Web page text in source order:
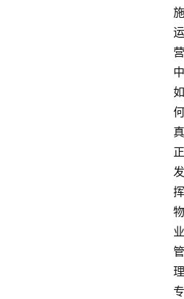
施
运
营
中
如
何
真
正
发
挥
物
业
管
理
专